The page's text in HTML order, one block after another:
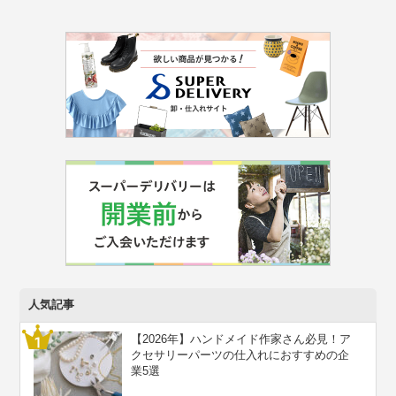
人気記事
【2026年】ハンドメイド作家さん必見！ア
クセサリーパーツの仕入れにおすすめの企
業5選